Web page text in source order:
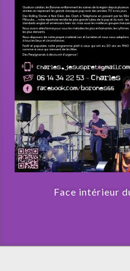
Face intérieur